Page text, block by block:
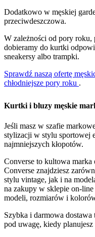
Dodatkowo w męskiej
przeciwdeszczowa.
W zależności od pory
dobieramy do kurtki
sneakersy albo trampki.
Sprawdź naszą ofertę
chłodniejsze pory roku .
Kurtki i bluzy męskie
Jeśli masz w szafie
stylizacji w stylu sportowej
najmniejszych kłopotów.
Converse to kultowa
Converse znajdziesz
stylu vintage, jak i na
na zakupy w sklepie on-
modeli, rozmiarów i
Szybka i darmowa
pod uwagę, kiedy